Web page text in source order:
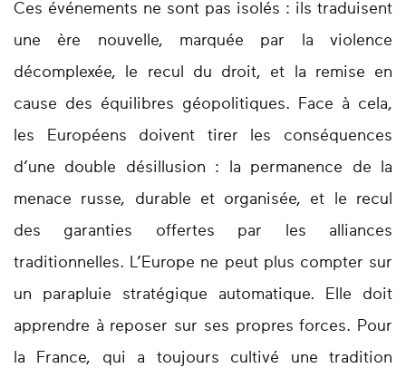
Ces événements ne sont pas isolés : ils traduisent
une ère nouvelle, marquée par la violence
décomplexée, le recul du droit, et la remise en
cause des équilibres géopolitiques. Face à cela,
les Européens doivent tirer les conséquences
d’une double désillusion : la permanence de la
menace russe, durable et organisée, et le recul
des garanties offertes par les alliances
traditionnelles. L’Europe ne peut plus compter sur
un parapluie stratégique automatique. Elle doit
apprendre à reposer sur ses propres forces. Pour
la France, qui a toujours cultivé une tradition